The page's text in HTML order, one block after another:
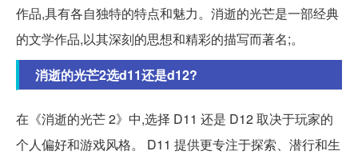
作品,具有各自独特的特点和魅力。消逝的光芒是一部经典
的文学作品,以其深刻的思想和精彩的描写而著名;。
消逝的光芒2选d11还是d12?
在《消逝的光芒 2》中,选择 D11 还是 D12 取决于玩家的
个人偏好和游戏风格。 D11 提供更专注于探索、潜行和生